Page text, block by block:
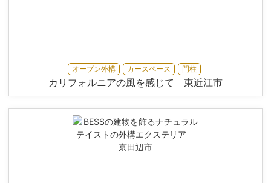
オープン外構 カースペース 門柱
カリフォルニアの風を感じて 東近江市